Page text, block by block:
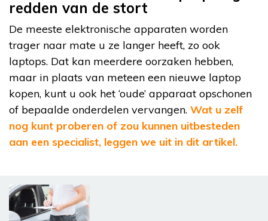
redden van de stort
De meeste elektronische apparaten worden
trager naar mate u ze langer heeft, zo ook
laptops. Dat kan meerdere oorzaken hebben,
maar in plaats van meteen een nieuwe laptop
kopen, kunt u ook het ‘oude’ apparaat opschonen
of bepaalde onderdelen vervangen. Wat u zelf
nog kunt proberen of zou kunnen uitbesteden
aan een specialist, leggen we uit in dit artikel.